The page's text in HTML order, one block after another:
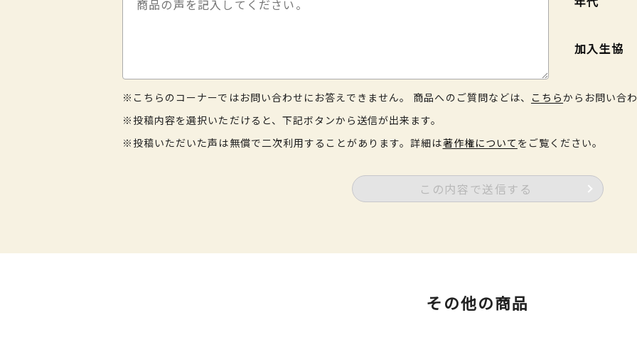
加入生協
※こちらのコーナーではお問い合わせにお答えできません。 商品へのご質問などは、 こちらからお問い合
※投稿内容を選択いただけると、下記ボタンから送信が出来ます。
※投稿いただいた声は無償で二次利用することがあります。詳細は著作権について をご覧ください。
この内容で送信する
その他の商品